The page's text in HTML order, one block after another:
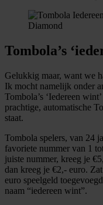
Tombola’s
Gelukkig maar, want we
Ik mocht namelijk onder
Tombola’s ‘Iedereen
prachtige, automatische
staat.
Tombola spelers, van 24
favoriete nummer van 1
juiste nummer, kreeg je
dan kreeg je €2,- euro.
euro speelgeld
naam “iedereen wint”.